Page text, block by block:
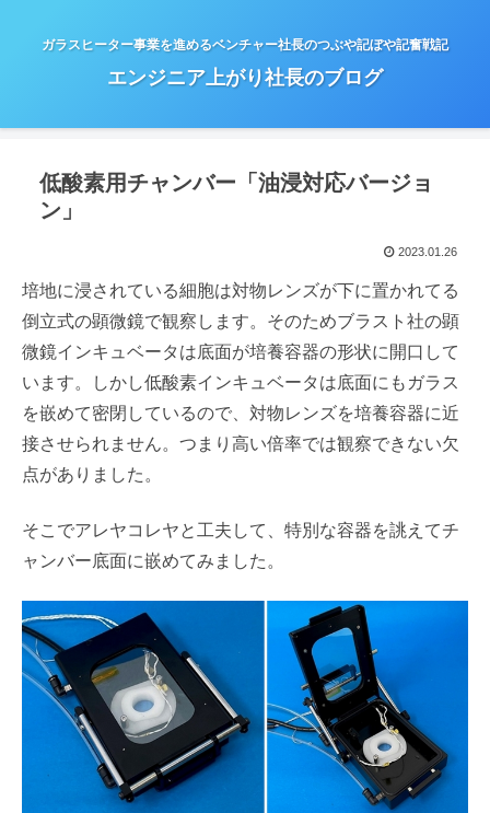
ガラスヒーター事業を進めるベンチャー社長のつぶや記ぼや記奮戦記
エンジニア上がり社長のブログ
低酸素用チャンバー「油浸対応バージョ
ン」
2023.01.26
培地に浸されている細胞は対物レンズが下に置かれてる
倒立式の顕微鏡で観察します。そのためブラスト社の顕
微鏡インキュベータは底面が培養容器の形状に開口して
います。しかし低酸素インキュベータは底面にもガラス
を嵌めて密閉しているので、対物レンズを培養容器に近
接させられません。つまり高い倍率では観察できない欠
点がありました。
そこでアレヤコレヤと工夫して、特別な容器を誂えてチ
ャンバー底面に嵌めてみました。